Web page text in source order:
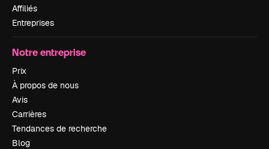
Affiliés
Entreprises
Notre entreprise
Prix
À propos de nous
Avis
Carrières
Tendances de recherche
Blog